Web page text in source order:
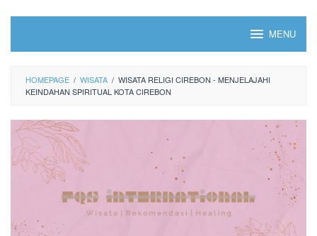
MENU
HOMEPAGE / WISATA / WISATA RELIGI CIREBON - MENJELAJAHI
KEINDAHAN SPIRITUAL KOTA CIREBON